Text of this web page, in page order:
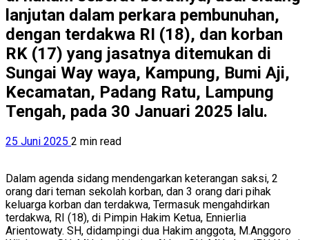
lanjutan dalam perkara pembunuhan,
dengan terdakwa RI (18), dan korban
RK (17) yang jasatnya ditemukan di
Sungai Way waya, Kampung, Bumi Aji,
Kecamatan, Padang Ratu, Lampung
Tengah, pada 30 Januari 2025 lalu.
25 Juni 2025 2 min read
Dalam agenda sidang mendengarkan keterangan saksi, 2
orang dari teman sekolah korban, dan 3 orang dari pihak
keluarga korban dan terdakwa, Termasuk mengahdirkan
terdakwa, RI (18), di Pimpin Hakim Ketua, Ennierlia
Arientowaty. SH, didampingi dua Hakim anggota, M.Anggoro